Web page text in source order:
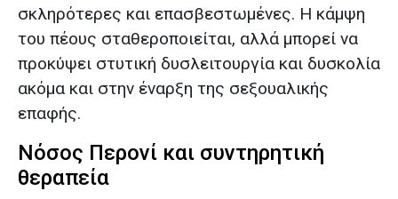
σκληρότερες και επασβεστωμένες. Η κάμψη
του πέους σταθεροποιείται, αλλά μπορεί να
προκύψει στυτική δυσλειτουργία και δυσκολία
ακόμα και στην έναρξη της σεξουαλικής
επαφής.
Νόσος Περονί και συντηρητική
θεραπεία